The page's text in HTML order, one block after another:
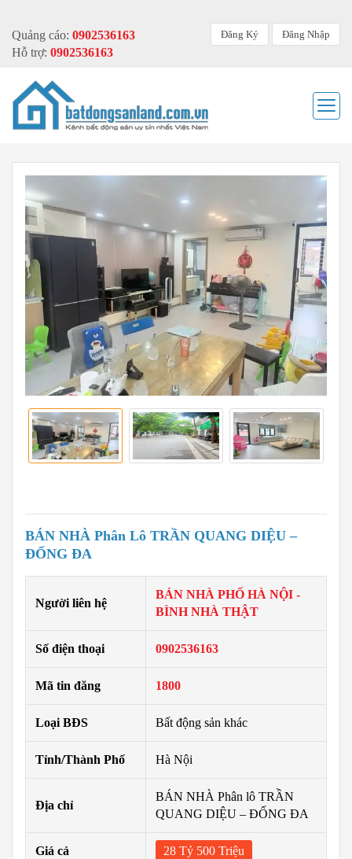
Quảng cáo: 0902536163
Hỗ trợ: 0902536163
Đăng Ký Đăng Nhập
BÁN NHÀ Phân Lô TRẦN QUANG DIỆU –
ĐỐNG ĐA
Người liên hệ
BÁN NHÀ PHỐ HÀ NỘI -
BÌNH NHÀ THẬT
Số điện thoại 0902536163
Mã tin đăng 1800
Loại BĐS Bất động sản khác
Tỉnh/Thành Phố Hà Nội
Địa chỉ
BÁN NHÀ Phân lô TRẦN
QUANG DIỆU – ĐỐNG ĐA
Giá cả 28 Tỷ 500 Triệu